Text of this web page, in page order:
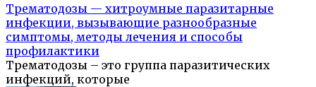
Трематодозы — хитроумные паразитарные
инфекции, вызывающие разнообразные
симптомы, методы лечения и способы
профилактики
Трематодозы – это группа паразитических
инфекций, которые